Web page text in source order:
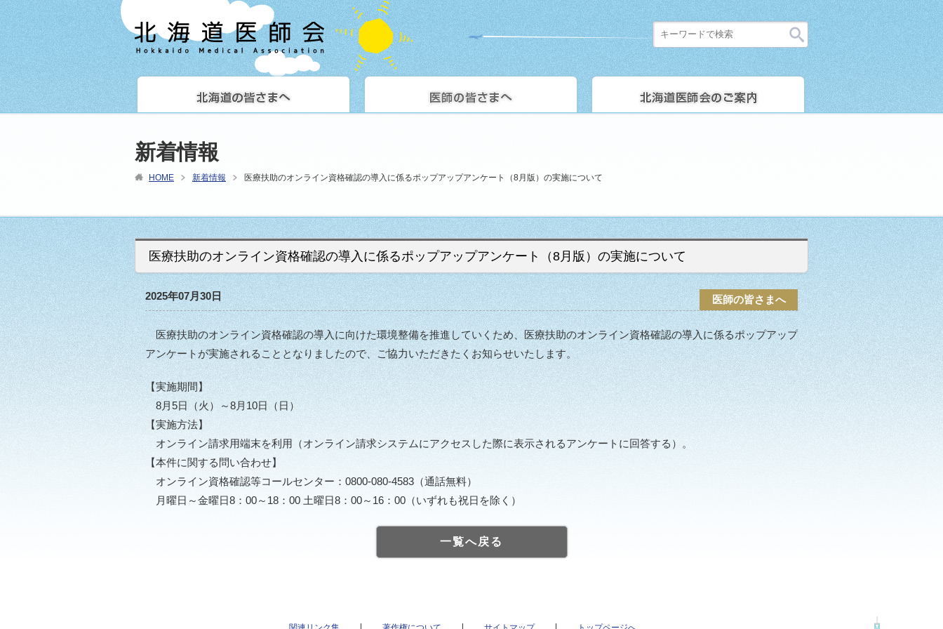
新着情報
HOME 新着情報 医療扶助のオンライン資格確認の導入に係るポップアップアンケート（8月版）の実施について
医療扶助のオンライン資格確認の導入に係るポップアップアンケート（8月版）の実施について
2025年07月30日 医師の皆さまへ
医療扶助のオンライン資格確認の導入に向けた環境整備を推進していくため、医療扶助のオンライン資格確認の導入に係るポップアップ
アンケートが実施されることとなりましたので、ご協力いただきたくお知らせいたします。
【実施期間】
8月5日（火）～8月10日（日）
【実施方法】
オンライン請求用端末を利用（オンライン請求システムにアクセスした際に表示されるアンケートに回答する）。
【本件に関する問い合わせ】
オンライン資格確認等コールセンター：0800-080-4583（通話無料）
月曜日～金曜日8：00～18：00 土曜日8：00～16：00（いずれも祝日を除く）
一覧へ戻る